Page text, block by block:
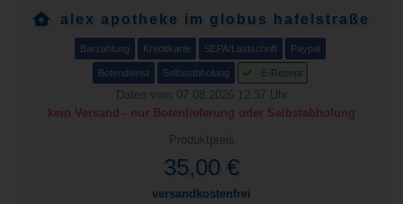
alex apotheke im globus hafelstraße
Barzahlung Kreditkarte SEPA/Lastschrift Paypal
Botendienst Selbstabholung E-Rezept
Daten vom 07.08.2026 12:37 Uhr
kein Versand - nur Botenlieferung oder Selbstabholung
Produktpreis
35,00 €
versandkostenfrei